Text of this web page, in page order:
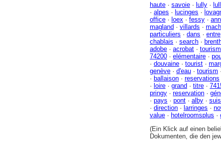
haute · savoie · lully ·
· alpes · lucinges ·
office · loex · fessy ·
magland · villards ·
particuliers · dans · entre
chablais · search ·
adobe · acrobat ·
74200 · elémentaire ·
· douvaine · tourist ·
genève · d'eau · tourism ·
· ballaison · reservations
· loire · grand · titre ·
pringy · reservation ·
· pays · pont · alby ·
· direction · larringes ·
value · hotelroomsplus ·
(Ein Klick auf einen
Dokumenten, die den